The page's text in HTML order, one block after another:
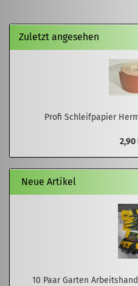
Zuletzt angesehen
Profi Schleifpapier
2,90
Neue Artikel
10 Paar Garten